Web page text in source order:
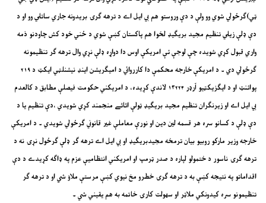
ټي)ګرځولي شوي وو ولې د دې وروستو هم بي ايل اے د ترهه ګرۍ بريدونه جاري ساتلي وو او د
دې ډلې زيلي تنظيم مجيد بريګيډ لخوا هم پاکستان کښې شوي د ځني خود کش چاودنو ذمه
واري قبول کړي شويده چې لوجې ئې امريکې اوس دا دواړه ډلې نړي وال ترهه ګر تنظيمونه
ګرځولي دي ۔ د امريکې خارجه محکمې دا کارروائي د اميګريشن اينډ نيشنلټي ايکټ د ۲۱۹
پوائنټ او د ايګزيکټيو آرډر ۱۳۲۲۴ لاندې کړيده، د امريکني حکومت فيصلې مطابق د کالعدم
بي ايل اے او زيرنګران تنظيم مجيد بريګيډ ټولې اثاثے منجمند کړي شويدي ،دې تنظيم يا د
دې ډلې د کسانو سره هر قسمه لين دين او نورې معاملې غير قانوني ګرځولي شويدي ۔ د امريکې
خارجه وزير مارکو روبيو بيان ترمخه مجيدبريګيډ او بي ايل اے ترهه ګر ډلې ګرځول نړۍ نه د
ترهه ګرۍ ناسور د ختمولو لپاره د صدر ټرمپ او امريکني انتظاميې عزم په ډاګه کړيدے د دې
اقداماتو په نتيجه کښې به د ترهه ګرۍ خطرو مخ نيوي کښې مرستې ملاؤ شي او د ترهه ګر
تنظيمونو سره کيدونکي ملاټر او سهولت کارۍ خاتمه به هم يقيني شي ۔